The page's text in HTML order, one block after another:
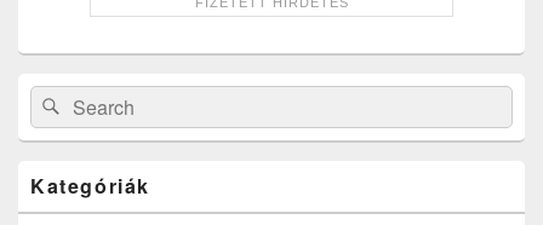
Search
for:
Search
Kategóriák